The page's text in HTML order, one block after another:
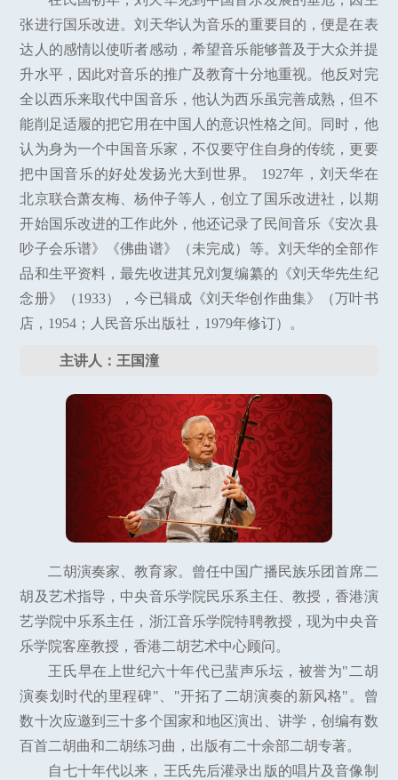
张进行国乐改进。刘天华认为音乐的重要目的，便是在表
达人的感情以使听者感动，希望音乐能够普及于大众并提
升水平，因此对音乐的推广及教育十分地重视。他反对完
全以西乐来取代中国音乐，他认为西乐虽完善成熟，但不
能削足适履的把它用在中国人的意识性格之间。同时，他
认为身为一个中国音乐家，不仅要守住自身的传统，更要
把中国音乐的好处发扬光大到世界。 1927年，刘天华在
北京联合萧友梅、杨仲子等人，创立了国乐改进社，以期
开始国乐改进的工作此外，他还记录了民间音乐《安次县
吵子会乐谱》《佛曲谱》（未完成）等。刘天华的全部作
品和生平资料，最先收进其兄刘复编纂的《刘天华先生纪
念册》（1933），今已辑成《刘天华创作曲集》（万叶书
店，1954；人民音乐出版社，1979年修订）。
主讲人：王国潼
二胡演奏家、教育家。曾任中国广播民族乐团首席二
胡及艺术指导，中央音乐学院民乐系主任、教授，香港演
艺学院中乐系主任，浙江音乐学院特聘教授，现为中央音
乐学院客座教授，香港二胡艺术中心顾问。
王氏早在上世纪六十年代已蜚声乐坛，被誉为"二胡
演奏划时代的里程碑"、"开拓了二胡演奏的新风格"。曾
数十次应邀到三十多个国家和地区演出、讲学，创编有数
百首二胡曲和二胡练习曲，出版有二十余部二胡专著。
自七十年代以来，王氏先后灌录出版的唱片及音像制